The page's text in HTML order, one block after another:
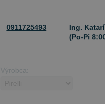
0911725493
Ing.
(Po-Pi
Výrobca: